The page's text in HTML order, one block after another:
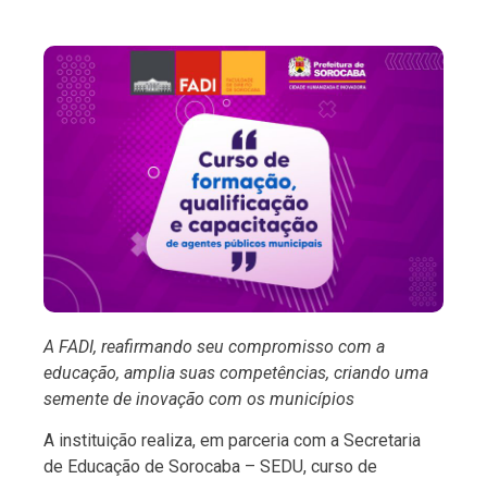
A FADI, reafirmando seu compromisso com a
educação, amplia suas competências, criando uma
semente de inovação com os municípios
A instituição realiza, em parceria com a Secretaria
de Educação de Sorocaba – SEDU, curso de